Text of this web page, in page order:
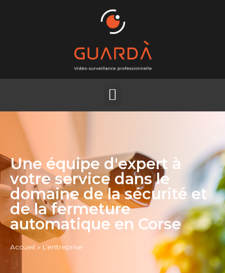
Une équipe d'expert à
votre service dans le
domaine de la sécurité et
de la fermeture
automatique en Corse
Accueil » L’entreprise